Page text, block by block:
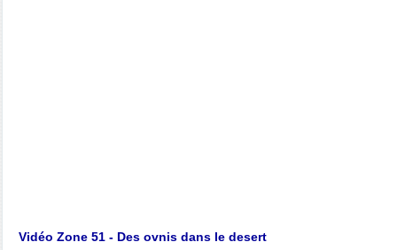
Vidéo Zone 51 - Des ovnis dans le desert